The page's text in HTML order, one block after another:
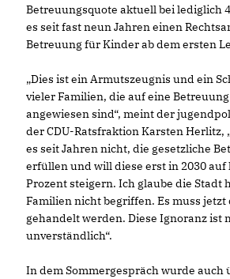
Betreuungsquote aktuell bei lediglich
es seit fast neun Jahren einen
Betreuung für Kinder ab dem ersten
Dies ist ein Armutszeugnis und ein
vieler Familien, die auf eine
angewiesen sind“, meint der
der CDU-Ratsfraktion Karsten Herlitz,
es seit Jahren nicht, die gesetzliche
erfüllen und will diese erst in 2030 auf
Prozent steigern. Ich glaube die Stadt
Familien nicht begriffen. Es muss
gehandelt werden. Diese Ignoranz ist
unverständlich“.
In dem Sommergespräch wurde auch